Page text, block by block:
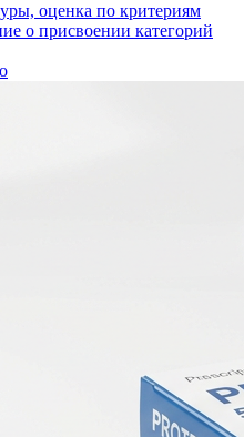
оценка по критериям
о присвоении категорий